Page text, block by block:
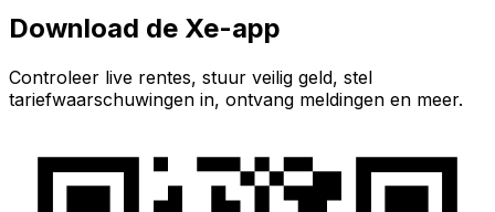
Download de Xe-app
Controleer live rentes, stuur veilig geld, stel
tariefwaarschuwingen in, ontvang meldingen en meer.